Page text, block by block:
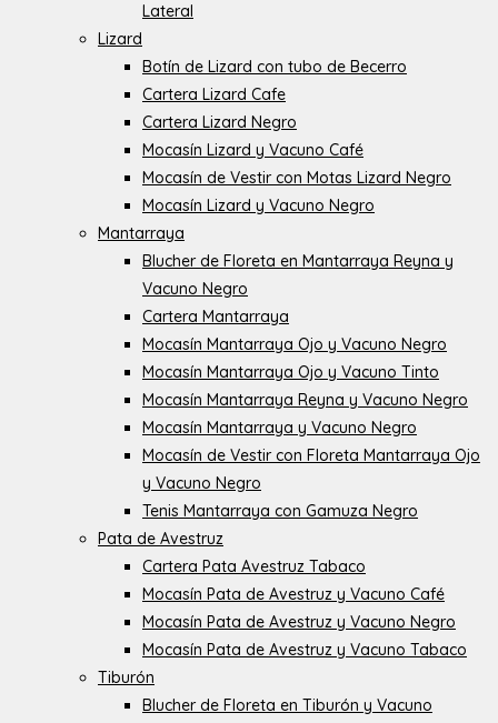
Lateral
Lizard
Botín de Lizard con tubo de Becerro
Cartera Lizard Cafe
Cartera Lizard Negro
Mocasín Lizard y Vacuno Café
Mocasín de Vestir con Motas Lizard Negro
Mocasín Lizard y Vacuno Negro
Mantarraya
Blucher de Floreta en Mantarraya Reyna y
Vacuno Negro
Cartera Mantarraya
Mocasín Mantarraya Ojo y Vacuno Negro
Mocasín Mantarraya Ojo y Vacuno Tinto
Mocasín Mantarraya Reyna y Vacuno Negro
Mocasín Mantarraya y Vacuno Negro
Mocasín de Vestir con Floreta Mantarraya Ojo
y Vacuno Negro
Tenis Mantarraya con Gamuza Negro
Pata de Avestruz
Cartera Pata Avestruz Tabaco
Mocasín Pata de Avestruz y Vacuno Café
Mocasín Pata de Avestruz y Vacuno Negro
Mocasín Pata de Avestruz y Vacuno Tabaco
Tiburón
Blucher de Floreta en Tiburón y Vacuno